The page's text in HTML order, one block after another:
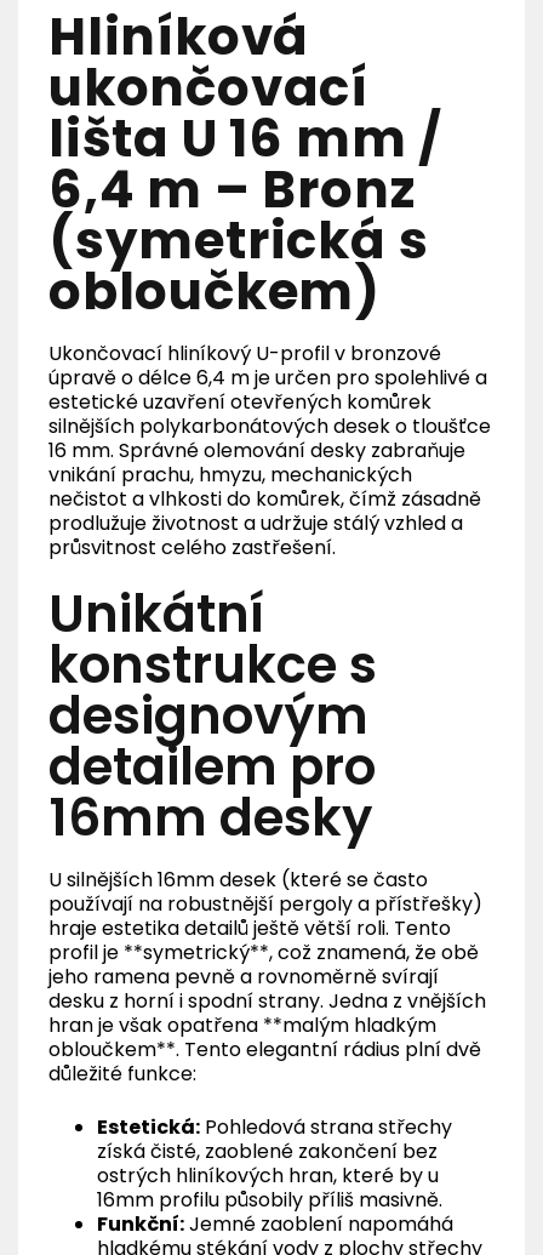
Hliníková
ukončovací
lišta U 16 mm /
6,4 m – Bronz
(symetrická s
obloučkem)
Ukončovací hliníkový U-profil v bronzové
úpravě o délce 6,4 m je určen pro spolehlivé a
estetické uzavření otevřených komůrek
silnějších polykarbonátových desek o tloušťce
16 mm. Správné olemování desky zabraňuje
vnikání prachu, hmyzu, mechanických
nečistot a vlhkosti do komůrek, čímž zásadně
prodlužuje životnost a udržuje stálý vzhled a
průsvitnost celého zastřešení.
Unikátní
konstrukce s
designovým
detailem pro
16mm desky
U silnějších 16mm desek (které se často
používají na robustnější pergoly a přístřešky)
hraje estetika detailů ještě větší roli. Tento
profil je **symetrický**, což znamená, že obě
jeho ramena pevně a rovnoměrně svírají
desku z horní i spodní strany. Jedna z vnějších
hran je však opatřena **malým hladkým
obloučkem**. Tento elegantní rádius plní dvě
důležité funkce:
Estetická: Pohledová strana střechy
získá čisté, zaoblené zakončení bez
ostrých hliníkových hran, které by u
16mm profilu působily příliš masivně.
Funkční:Jemné zaoblení napomáhá
hladkému stékání vody z plochy střechy